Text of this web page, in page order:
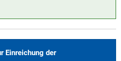
Einreichung der